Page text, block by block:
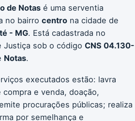
de Notas é uma serventia
no bairro centro na cidade de
- MG. Está cadastrada no
Justiça sob o código CNS 04.130-
Notas.
executados estão: lavra
e venda, doação,
procurações públicas; realiza
por semelhança e